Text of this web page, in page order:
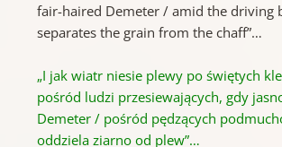
fair-haired Demeter / amid the driving
separates the grain from the chaff”…
„I jak wiatr niesie plewy po świętych
pośród ludzi przesiewających, gdy
Demeter / pośród pędzących
oddziela ziarno od plew”…